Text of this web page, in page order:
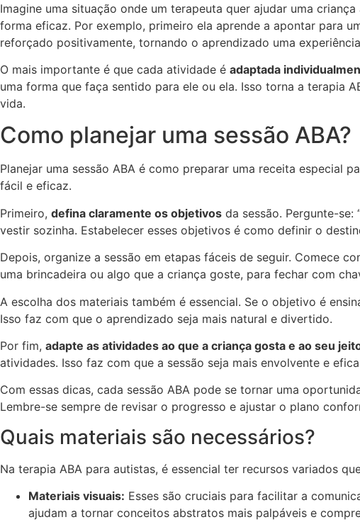
Imagine uma situação onde um terapeuta quer ajudar uma
forma eficaz. Por exemplo, primeiro ela aprende a apontar para
reforçado positivamente, tornando o aprendizado uma
O mais importante é que cada atividade é adaptada
uma forma que faça sentido para ele ou ela. Isso torna a terapia
vida.
Como planejar uma sessão ABA?
Planejar uma sessão ABA é como preparar uma receita especial
fácil e eficaz.
Primeiro, defina claramente os objetivos da sessão. Pergunte-se:
vestir sozinha. Estabelecer esses objetivos é como definir o
Depois, organize a sessão em etapas fáceis de seguir. Comece
uma brincadeira ou algo que a criança goste, para fechar com
A escolha dos materiais também é essencial. Se o objetivo é
Isso faz com que o aprendizado seja mais natural e divertido.
Por fim, adapte as atividades ao que a criança gosta e ao seu
atividades. Isso faz com que a sessão seja mais envolvente e
Com essas dicas, cada sessão ABA pode se tornar uma
Lembre-se sempre de revisar o progresso e ajustar o plano
Quais materiais são necessários?
Na terapia ABA para autistas, é essencial ter recursos variados
Materiais visuais: Esses são cruciais para facilitar a
ajudam a tornar conceitos abstratos mais palpáveis e